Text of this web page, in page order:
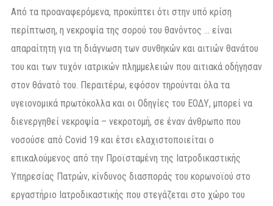
Από τα προαναφερόμενα, προκύπτει ότι στην υπό κρίση
περίπτωση, η νεκροψία της σορού του θανόντος … είναι
απαραίτητη για τη διάγνωση των συνθηκών και αιτιών θανάτου
του και των τυχόν ιατρικών πλημμελειών που αιτιακά οδήγησαν
στον θάνατό του. Περαιτέρω, εφόσον τηρούνται όλα τα
υγειονομικά πρωτόκολλα και οι Οδηγίες του ΕΟΔΥ, μπορεί να
διενεργηθεί νεκροψία – νεκροτομή, σε έναν άνθρωπο που
νοσούσε από Covid 19 και έτσι ελαχιστοποιείται ο
επικαλούμενος από την Προϊσταμένη της Ιατροδικαστικής
Υπηρεσίας Πατρών, κίνδυνος διασποράς του κορωνοϊού στο
εργαστήριο Ιατροδικαστικής που στεγάζεται στο χώρο του